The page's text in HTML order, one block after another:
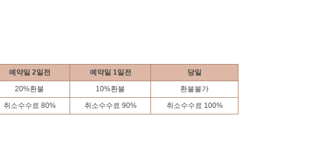
예약일 2일전 예약일 1일전
당일
20%환불 10%환불
환불불가
취소수수료 80% 취소수수료 90% 취소수수료 100%